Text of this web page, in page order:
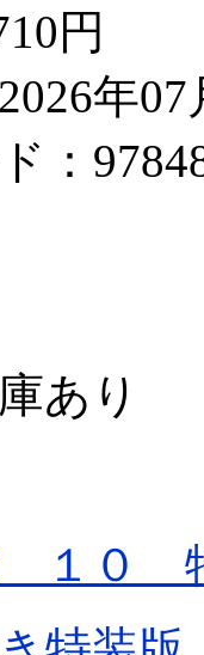
円
年07
：
あり
１０